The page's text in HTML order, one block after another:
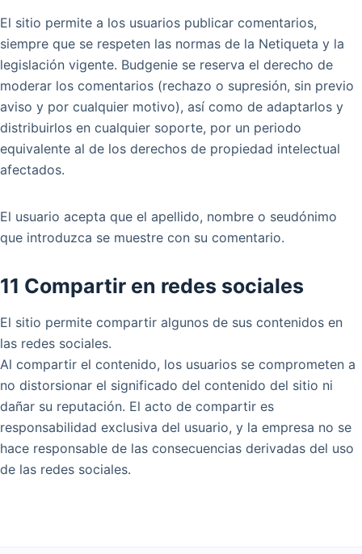
El sitio permite a los usuarios publicar comentarios,
siempre que se respeten las normas de la Netiqueta y la
legislación vigente. Budgenie se reserva el derecho de
moderar los comentarios (rechazo o supresión, sin previo
aviso y por cualquier motivo), así como de adaptarlos y
distribuirlos en cualquier soporte, por un periodo
equivalente al de los derechos de propiedad intelectual
afectados.
El usuario acepta que el apellido, nombre o seudónimo
que introduzca se muestre con su comentario.
11 Compartir en redes sociales
El sitio permite compartir algunos de sus contenidos en
las redes sociales.
Al compartir el contenido, los usuarios se comprometen a
no distorsionar el significado del contenido del sitio ni
dañar su reputación. El acto de compartir es
responsabilidad exclusiva del usuario, y la empresa no se
hace responsable de las consecuencias derivadas del uso
de las redes sociales.